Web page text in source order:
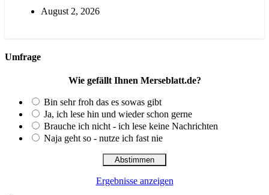
August 2, 2026
Umfrage
Wie gefällt Ihnen Merseblatt.de?
Bin sehr froh das es sowas gibt
Ja, ich lese hin und wieder schon gerne
Brauche ich nicht - ich lese keine Nachrichten
Naja geht so - nutze ich fast nie
Ergebnisse anzeigen